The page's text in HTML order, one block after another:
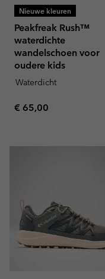
Nieuwe kleuren
Peakfreak Rush™
waterdichte
wandelschoen voor
oudere kids
Waterdicht
Regular price:
€ 65,00